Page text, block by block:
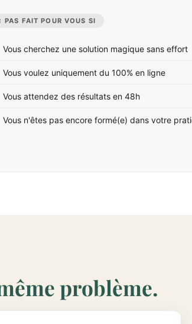
PAS FAIT POUR VOUS SI
Vous cherchez une solution magique sans effort
Vous voulez uniquement du 100% en ligne
Vous attendez des résultats en 48h
Vous n'êtes pas encore formé(e) dans votre
problème.